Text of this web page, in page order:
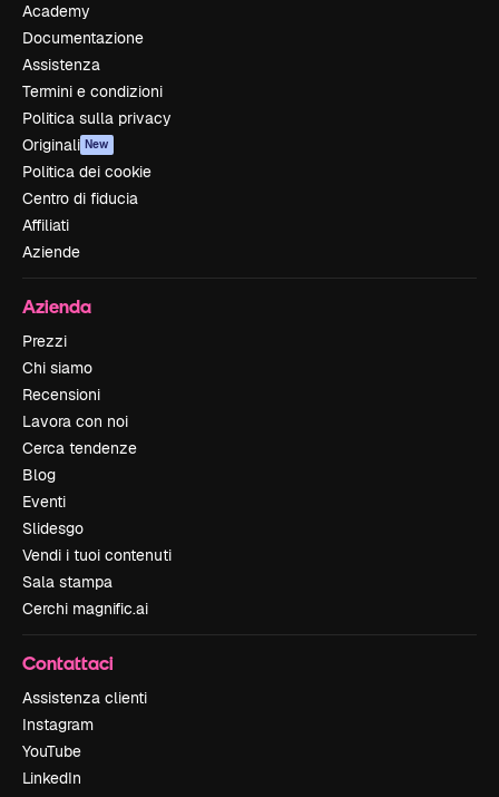
Academy
Documentazione
Assistenza
Termini e condizioni
Politica sulla privacy
Originali New
Politica dei cookie
Centro di fiducia
Affiliati
Aziende
Azienda
Prezzi
Chi siamo
Recensioni
Lavora con noi
Cerca tendenze
Blog
Eventi
Slidesgo
Vendi i tuoi contenuti
Sala stampa
Cerchi magnific.ai
Contattaci
Assistenza clienti
Instagram
YouTube
LinkedIn